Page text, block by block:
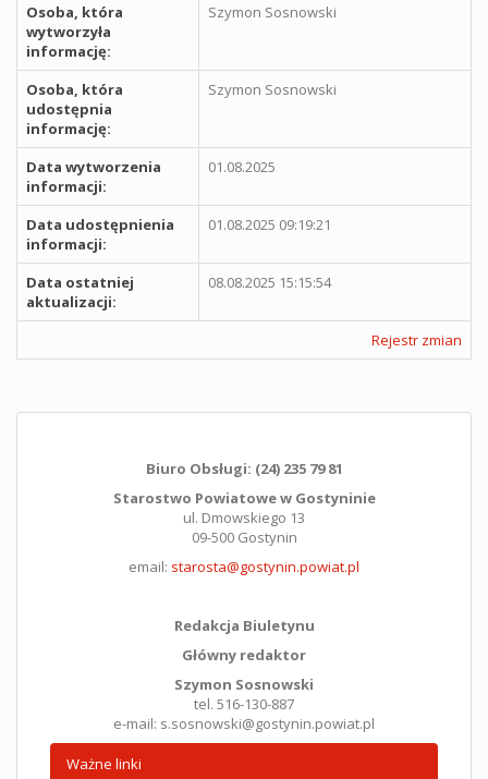
Osoba, która
wytworzyła
informację:
Szymon Sosnowski
Osoba, która
udostępnia
informację:
Szymon Sosnowski
Data wytworzenia
informacji:
01.08.2025
Data udostępnienia
informacji:
01.08.2025 09:19:21
Data ostatniej
aktualizacji:
08.08.2025 15:15:54
Rejestr zmian
Biuro Obsługi: (24) 235 79 81
Starostwo Powiatowe w Gostyninie
ul. Dmowskiego 13
09-500 Gostynin
email: starosta@gostynin.powiat.pl
Redakcja Biuletynu
Główny redaktor
Szymon Sosnowski
tel. 516-130-887
e-mail: s.sosnowski@gostynin.powiat.pl
Ważne linki